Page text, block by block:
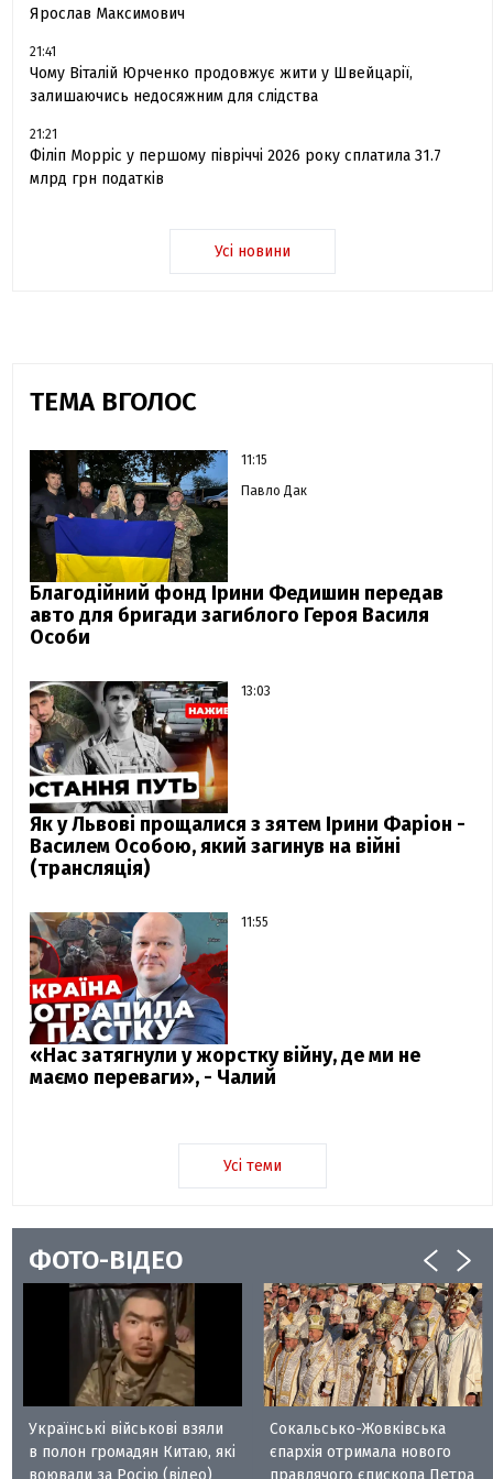
Ярослав Максимович
21:41
Чому Віталій Юрченко продовжує жити у Швейцарії,
залишаючись недосяжним для слідства
21:21
Філіп Морріс у першому півріччі 2026 року сплатила 31.7
млрд грн податків
Усі новини
ТЕМА ВГОЛОС
11:15
Павло Дак
Благодійний фонд Ірини Федишин передав
авто для бригади загиблого Героя Василя
Особи
13:03
Як у Львові прощалися з зятем Ірини Фаріон -
Василем Особою, який загинув на війні
(трансляція)
11:55
«Нас затягнули у жорстку війну, де ми не
маємо переваги», - Чалий
Усі теми
ФОТО-ВІДЕО
Українські військові взяли
в полон громадян Китаю, які
воювали за Росію (відео)
Сокальсько-Жовківська
єпархія отримала нового
правлячого єпископа Петра